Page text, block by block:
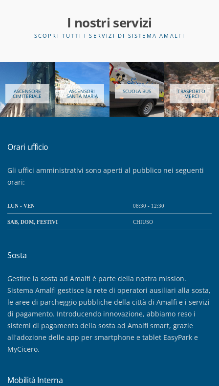
I nostri servizi
SCOPRI TUTTI I SERVIZI DI SISTEMA AMALFI
ASCENSORI
SANTA MARIA
SCUOLA BUS TRASPORTO
MERCI
Orari ufficio
Gli uffici amministrativi sono aperti al pubblico nei seguenti
orari:
LUN - VEN 08:30 - 12:30
SAB, DOM, FESTIVI CHIUSO
Sosta
Gestire la sosta ad Amalfi è parte della nostra mission.
Sistema Amalfi gestisce la rete di operatori ausiliari alla sosta,
le aree di parcheggio pubbliche della città di Amalfi e i servizi
di pagamento. Introducendo innovazione, abbiamo reso i
sistemi di pagamento della sosta ad Amalfi smart, grazie
all'adozione delle app per smartphone e tablet EasyPark e
MyCicero.
Mobilità Interna